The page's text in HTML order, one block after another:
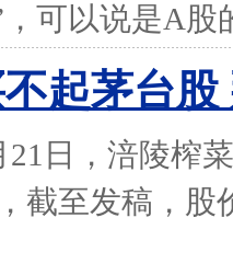
可以说是A股
起茅台
21日，涪陵榨
截至发稿，股